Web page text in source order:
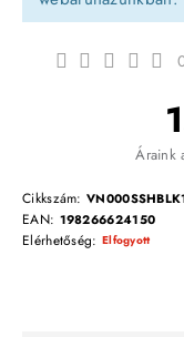
Áraink
Cikkszám:
EAN: 198266624150
Elérhetőség: Elfogyott